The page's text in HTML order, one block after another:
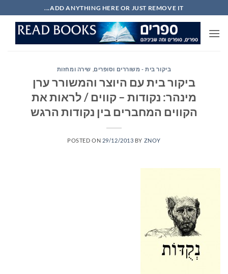
to
content
ADD ANYTHING HERE OR JUST REMOVE IT...
ביקור בית - משוררים וסופרים שירה ומחזות
ביקור בית עם היוצר והמשורר ערן
מינהר: נקודות – קווים / לראות את
הקווים המחברים בין נקודות הרגש
POSTED ON 29/12/2013 BY ZNOY